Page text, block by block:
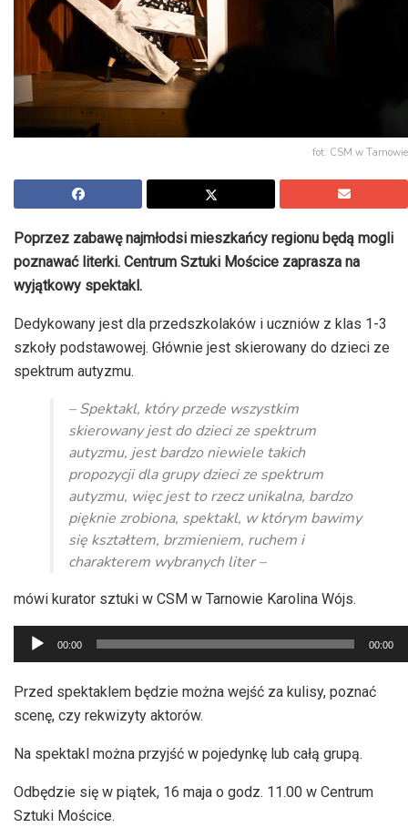
fot. CSM w Tarnowie
Poprzez zabawę najmłodsi mieszkańcy regionu będą mogli
poznawać literki. Centrum Sztuki Mościce zaprasza na
wyjątkowy spektakl.
Dedykowany jest dla przedszkolaków i uczniów z klas 1-3
szkoły podstawowej. Głównie jest skierowany do dzieci ze
spektrum autyzmu.
– Spektakl, który przede wszystkim
skierowany jest do dzieci ze spektrum
autyzmu, jest bardzo niewiele takich
propozycji dla grupy dzieci ze spektrum
autyzmu, więc jest to rzecz unikalna, bardzo
pięknie zrobiona, spektakl, w którym bawimy
się kształtem, brzmieniem, ruchem i
charakterem wybranych liter –
mówi kurator sztuki w CSM w Tarnowie Karolina Wójs.
Odtwarzacz
plików
dźwiękowych
00:00 00:00
Przed spektaklem będzie można wejść za kulisy, poznać
scenę, czy rekwizyty aktorów.
Na spektakl można przyjść w pojedynkę lub całą grupą.
Odbędzie się w piątek, 16 maja o godz. 11.00 w Centrum
Sztuki Mościce.